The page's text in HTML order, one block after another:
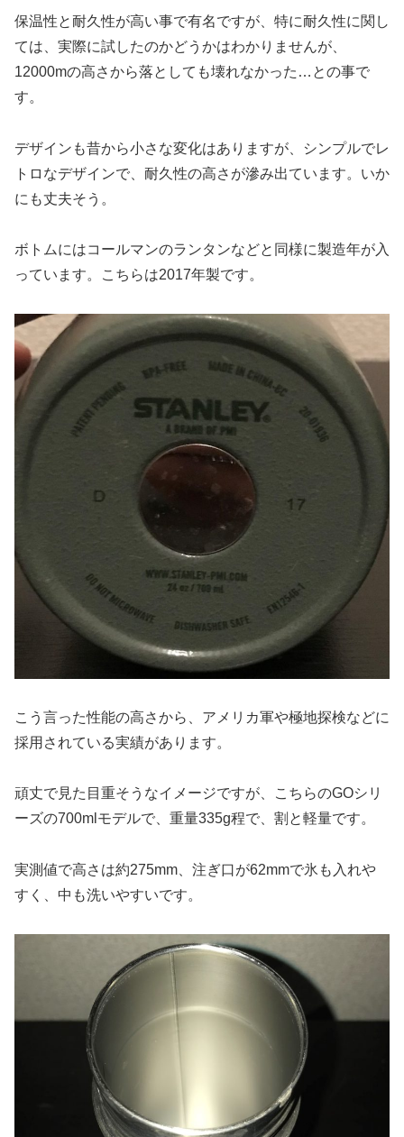
保温性と耐久性が高い事で有名ですが、特に耐久性に関し
ては、実際に試したのかどうかはわかりませんが、
12000mの高さから落としても壊れなかった…との事で
す。
デザインも昔から小さな変化はありますが、シンプルでレ
トロなデザインで、耐久性の高さが滲み出ています。いか
にも丈夫そう。
ボトムにはコールマンのランタンなどと同様に製造年が入
っています。こちらは2017年製です。
こう言った性能の高さから、アメリカ軍や極地探検などに
採用されている実績があります。
頑丈で見た目重そうなイメージですが、こちらのGOシリ
ーズの700mlモデルで、重量335g程で、割と軽量です。
実測値で高さは約275mm、注ぎ口が62mmで氷も入れや
すく、中も洗いやすいです。